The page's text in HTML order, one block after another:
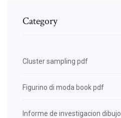
Category
Cluster sampling pdf
Figurino di moda book pdf
Informe de investigacion dibujo